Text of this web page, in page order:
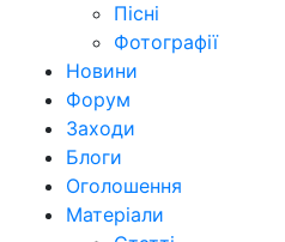
Пісні
Фотографії
Новини
Форум
Заходи
Блоги
Оголошення
Матеріали